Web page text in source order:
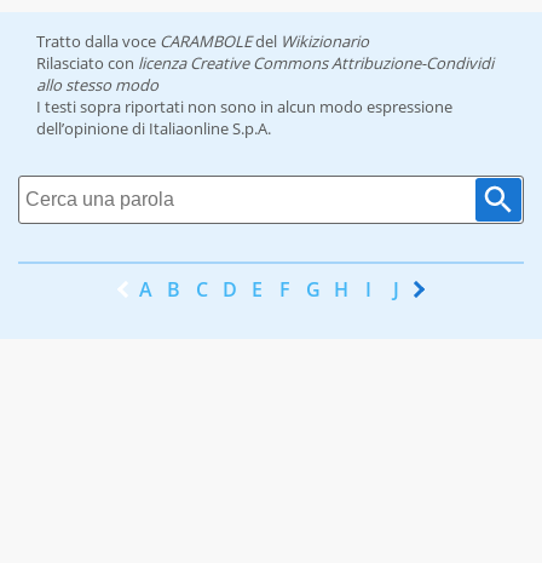
Tratto dalla voce CARAMBOLEdel Wikizionario
Rilasciato con licenza Creative Commons Attribuzione-Condividi
allo stesso modo
I testi sopra riportati non sono in alcun modo espressione
dell’opinione di Italiaonline S.p.A.
A B C D E F G H I J K